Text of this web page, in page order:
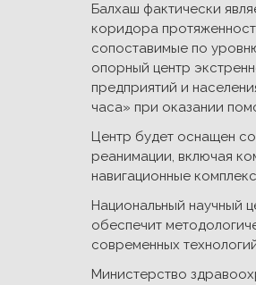
Балхаш фактически
коридора
сопоставимые по
опорный центр
предприятий и
часа» при оказании
Центр будет оснащен
реанимации, включая
навигационные
Национальный научный
обеспечит
современных
Министерство